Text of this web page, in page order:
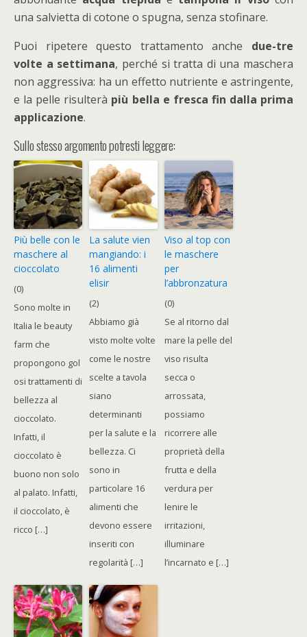
una salvietta di cotone o spugna, senza stofinare.
Puoi ripetere questo trattamento anche due-tre
volte a settimana, perché si tratta di una maschera
non aggressiva: ha un effetto nutriente e astringente,
e la pelle risulterà più bella e fresca fin dalla prima
applicazione.
Sullo stesso argomento potresti leggere:
Più belle con le
maschere al
cioccolato
(0)
Sono molte in
Italia le beauty
farm che
propongono gol
osi trattamenti di
bellezza al
cioccolato.
Infatti, il
cioccolato è
buono non solo
al palato. Infatti,
il cioccolato, è
ricco […]
La salute vien
mangiando: i
16 alimenti
elisir
(2)
Abbiamo già
visto molte volte
come le nostre
scelte a tavola
siano
determinanti
per la salute e la
bellezza. Ci
sono in
particolare 16
alimenti che
devono essere
inseriti con
regolarità […]
Viso al top con
le maschere
per
l’abbronzatura
(0)
Se al ritorno dal
mare la pelle del
viso risulta
secca o
arrossata,
possiamo
ricorrere alle
proprietà della
frutta e della
verdura per
lenire le
irritazioni,
illuminare
l’incarnato e […]